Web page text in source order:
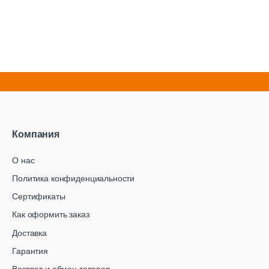
Компания
О нас
Политика конфиденциальности
Сертификаты
Как оформить заказ
Доставка
Гарантия